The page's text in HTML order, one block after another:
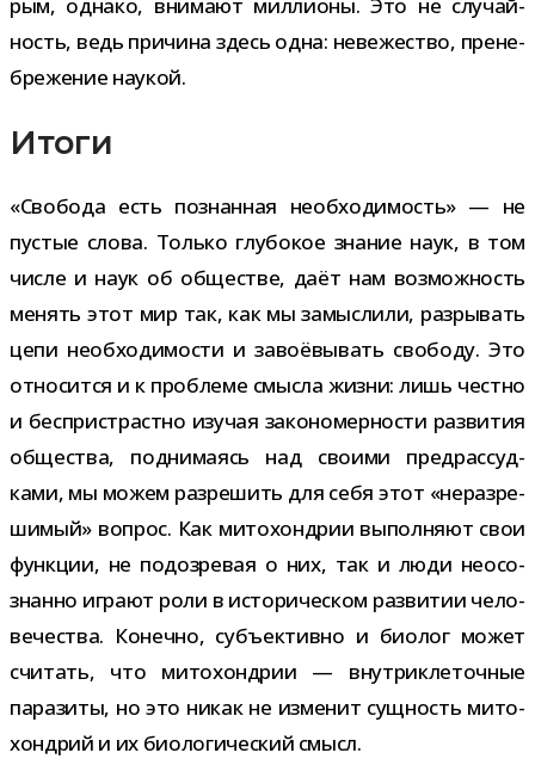
рым, однако, вни­мают мил­ли­оны. Это не слу­чай­
ность, ведь при­чина здесь одна: неве­же­ство, пре­не­
бре­же­ние наукой.
Итоги
«Свобода есть познан­ная необ­хо­ди­мость» — не
пустые слова. Только глу­бо­кое зна­ние наук, в том
числе и наук об обще­стве, даёт нам воз­мож­ность
менять этот мир так, как мы замыс­лили, раз­ры­вать
цепи необ­хо­ди­мо­сти и заво­ё­вы­вать сво­боду. Это
отно­сится и к про­блеме смысла жизни: лишь честно
и бес­при­страстно изу­чая зако­но­мер­но­сти раз­ви­тия
обще­ства, под­ни­ма­ясь над сво­ими пред­рас­суд­
ками, мы можем раз­ре­шить для себя этот «нераз­ре­
ши­мый» вопрос. Как мито­хон­дрии выпол­няют свои
функ­ции, не подо­зре­вая о них, так и люди неосо­
знанно играют роли в исто­ри­че­ском раз­ви­тии чело­
ве­че­ства. Конечно, субъ­ек­тивно и био­лог может
счи­тать, что мито­хон­дрии — внут­ри­кле­точ­ные
пара­зиты, но это никак не изме­нит сущ­ность мито­
хон­дрий и их био­ло­ги­че­ский смысл.